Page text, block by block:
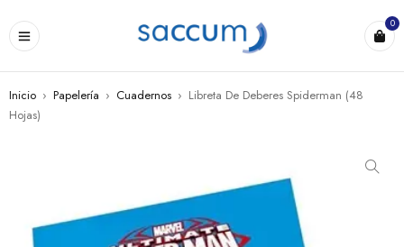
0
Inicio › Papelería › Cuadernos › Libreta De Deberes Spiderman (48
Hojas)